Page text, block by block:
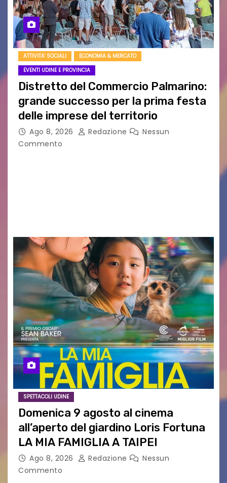
ATTIVITA' SOCIALI
ECONOMIA & MERCATO
EVENTI UDINE E PROVINCIA
Distretto del Commercio Palmarino:
grande successo per la prima festa
delle imprese del territorio
Ago 8, 2026 Redazione
Nessun
Commento
SPETTACOLI UDINE
Domenica 9 agosto al cinema
all’aperto del giardino Loris Fortuna
LA MIA FAMIGLIA A TAIPEI
Ago 8, 2026 Redazione
Nessun
Commento